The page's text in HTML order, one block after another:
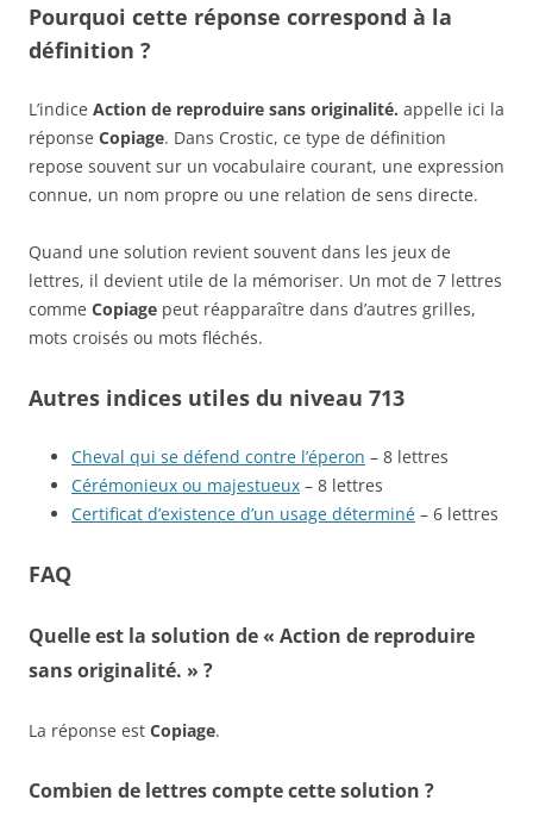
Pourquoi cette réponse correspond à la
définition ?
L’indice Action de reproduire sans originalité. appelle ici la
réponse Copiage. Dans Crostic, ce type de définition
repose souvent sur un vocabulaire courant, une expression
connue, un nom propre ou une relation de sens directe.
Quand une solution revient souvent dans les jeux de
lettres, il devient utile de la mémoriser. Un mot de 7 lettres
comme Copiage peut réapparaître dans d’autres grilles,
mots croisés ou mots fléchés.
Autres indices utiles du niveau 713
Cheval qui se défend contre l’éperon – 8 lettres
Cérémonieux ou majestueux – 8 lettres
Certificat d’existence d’un usage déterminé – 6 lettres
FAQ
Quelle est la solution de « Action de reproduire
sans originalité. » ?
La réponse est Copiage.
Combien de lettres compte cette solution ?